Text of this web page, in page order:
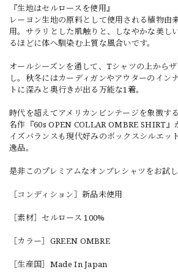
『生地はセルロースを使用』
レーヨン生地の原料として使用される植物由
用。サラリとした肌触りと、しなやかな美し
るほどに体へ馴染む上質な風合いです。
オールシーズンを通して、Tシャツの上から
し。秋冬にはカーディガンやアウターのイン
トに深みと奥行きが出る万能な1着。
時代を超えてアメリカンビンテージを象徴す
名作『60s OPEN COLLAR OMBRE SHIRT』
イズバランスも現代好みのボックスシルエッ
逸品。
是非このプレミアムなオンブレシャツをお試し
［コンディション］新品未使用
［素材］セルロース 100%
［カラー］GREEN OMBRE
［生産国］Made In Japan